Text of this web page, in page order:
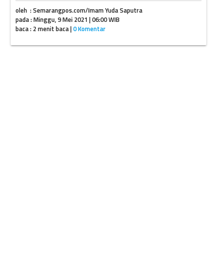
oleh : Semarangpos.com/Imam Yuda Saputra
pada : Minggu, 9 Mei 2021 | 06:00 WIB
baca : 2 menit baca |0 Komentar